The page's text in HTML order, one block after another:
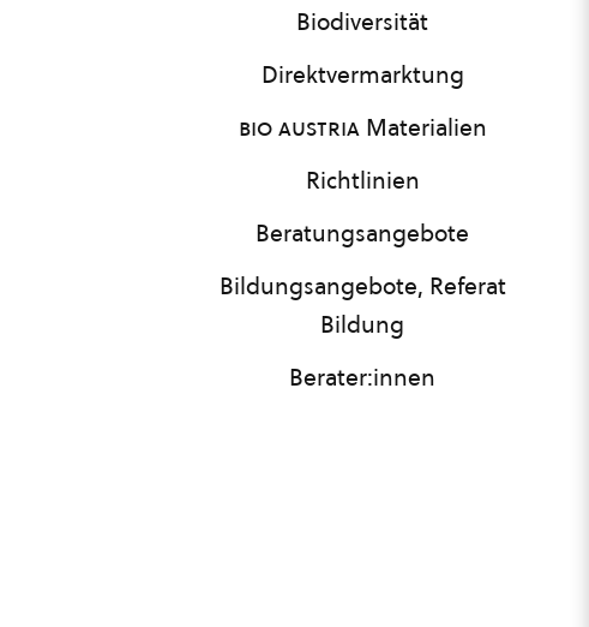
Biodiversität
Direktvermarktung
bio austriaMaterialien
Richtlinien
Beratungsangebote
Bildungsangebote, Referat
Bildung
Berater:innen